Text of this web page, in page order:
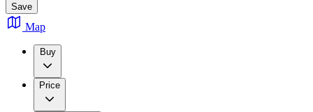
Save
Map
Buy
Price